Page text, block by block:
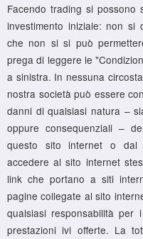
Facendo trading si possono
investimento iniziale: non si
che non si si può
prega di leggere le
a sinistra. In nessuna
nostra società può essere
danni di qualsiasi natura –
oppure consequenziali –
questo sito internet o dal
accedere al sito internet
link che portano a siti
pagine collegate al sito
qualsiasi responsabilità
prestazioni ivi offerte. La